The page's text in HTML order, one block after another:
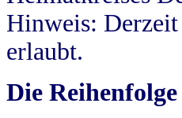
Hinweis: Derzeit
erlaubt.
Die